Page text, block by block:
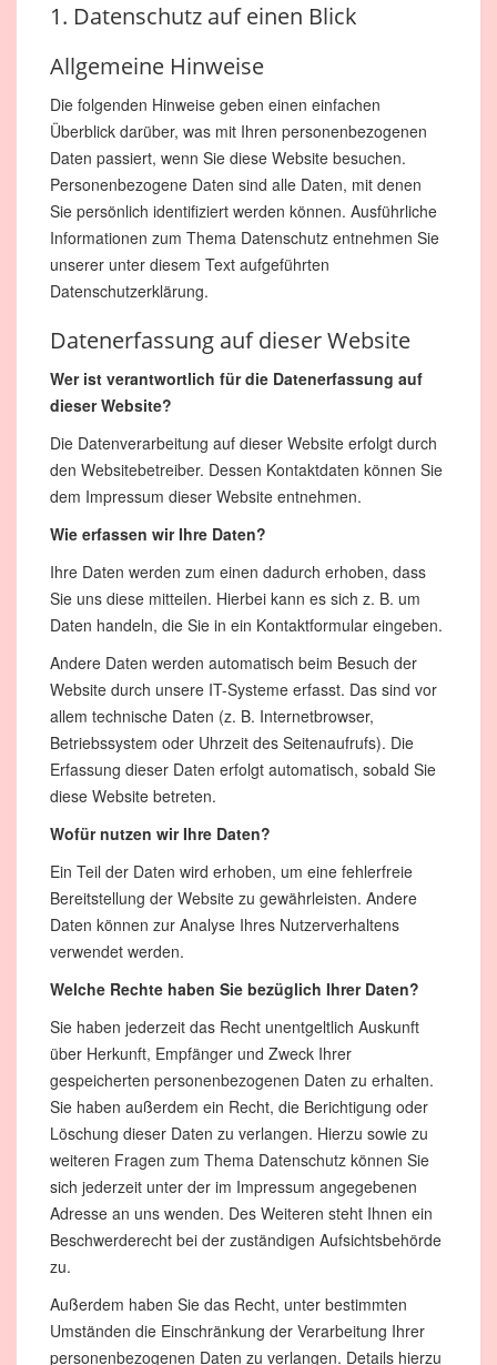
1. Datenschutz auf einen Blick
Allgemeine Hinweise
Die folgenden Hinweise geben einen einfachen
Überblick darüber, was mit Ihren personenbezogenen
Daten passiert, wenn Sie diese Website besuchen.
Personenbezogene Daten sind alle Daten, mit denen
Sie persönlich identifiziert werden können. Ausführliche
Informationen zum Thema Datenschutz entnehmen Sie
unserer unter diesem Text aufgeführten
Datenschutzerklärung.
Datenerfassung auf dieser Website
Wer ist verantwortlich für die Datenerfassung auf
dieser Website?
Die Datenverarbeitung auf dieser Website erfolgt durch
den Websitebetreiber. Dessen Kontaktdaten können Sie
dem Impressum dieser Website entnehmen.
Wie erfassen wir Ihre Daten?
Ihre Daten werden zum einen dadurch erhoben, dass
Sie uns diese mitteilen. Hierbei kann es sich z. B. um
Daten handeln, die Sie in ein Kontaktformular eingeben.
Andere Daten werden automatisch beim Besuch der
Website durch unsere IT-Systeme erfasst. Das sind vor
allem technische Daten (z. B. Internetbrowser,
Betriebssystem oder Uhrzeit des Seitenaufrufs). Die
Erfassung dieser Daten erfolgt automatisch, sobald Sie
diese Website betreten.
Wofür nutzen wir Ihre Daten?
Ein Teil der Daten wird erhoben, um eine fehlerfreie
Bereitstellung der Website zu gewährleisten. Andere
Daten können zur Analyse Ihres Nutzerverhaltens
verwendet werden.
Welche Rechte haben Sie bezüglich Ihrer Daten?
Sie haben jederzeit das Recht unentgeltlich Auskunft
über Herkunft, Empfänger und Zweck Ihrer
gespeicherten personenbezogenen Daten zu erhalten.
Sie haben außerdem ein Recht, die Berichtigung oder
Löschung dieser Daten zu verlangen. Hierzu sowie zu
weiteren Fragen zum Thema Datenschutz können Sie
sich jederzeit unter der im Impressum angegebenen
Adresse an uns wenden. Des Weiteren steht Ihnen ein
Beschwerderecht bei der zuständigen Aufsichtsbehörde
zu.
Außerdem haben Sie das Recht, unter bestimmten
Umständen die Einschränkung der Verarbeitung Ihrer
personenbezogenen Daten zu verlangen. Details hierzu